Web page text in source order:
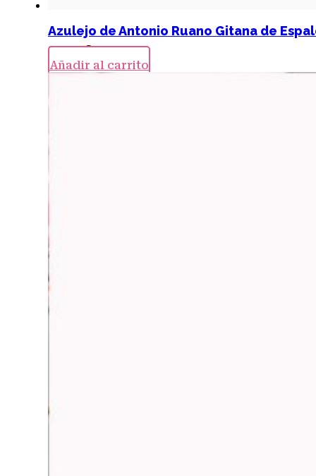
Azulejo de Antonio Ruano Gitana de
24,00€
Añadir al carrito